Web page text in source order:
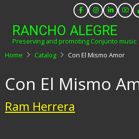
main
content
RANCHO ALEGRE
Preserving and promoting Conjunto music
Home
Catalog Con El Mismo Amor
Con El Mismo
Ram Herrera